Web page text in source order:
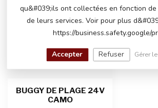
BUGGY DE PLAGE 24V
CAMO
qu&#039;ils ont collectées en fonction
de leurs services. Voir pour plus
https://business.safety.google/
Accepter Refuser Gérer